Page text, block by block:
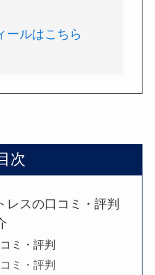
ールはこちら
次
レスの口コミ・評判
ミ・評判
ミ・評判